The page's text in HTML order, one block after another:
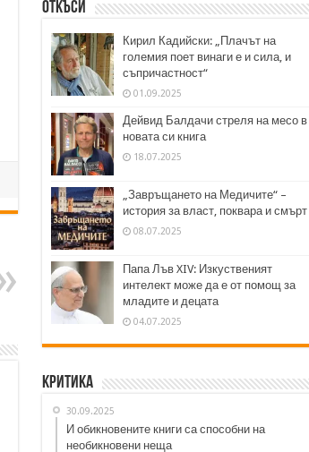
Откъси
Кирил Кадийски: „Плачът на
големия поет винаги е и сила, и
съпричастност“
01.09.2025
Дейвид Балдачи стреля на месо в
новата си книга
18.07.2025
„Завръщането на Медичите“ –
история за власт, поквара и смърт
08.07.2025
Папа Лъв XIV: Изкуственият
интелект може да е от помощ за
младите и децата
04.07.2025
Критика
30.09.2025
И обикновените книги са способни на
необикновени неща